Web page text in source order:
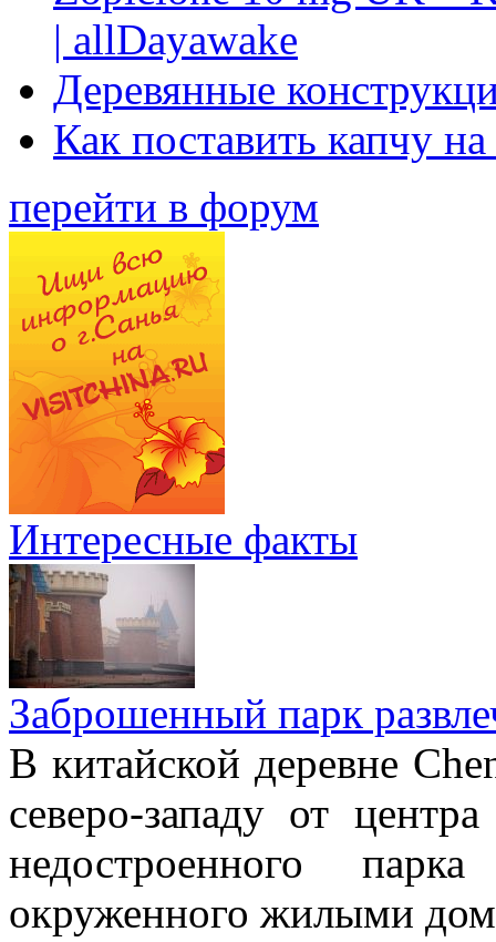
| allDayawake
Деревянные
Как поставить капчу
перейти в форум
Интересные факты
Заброшенный парк
В китайской деревне
северо-западу от
недостроенного
окруженного жилыми